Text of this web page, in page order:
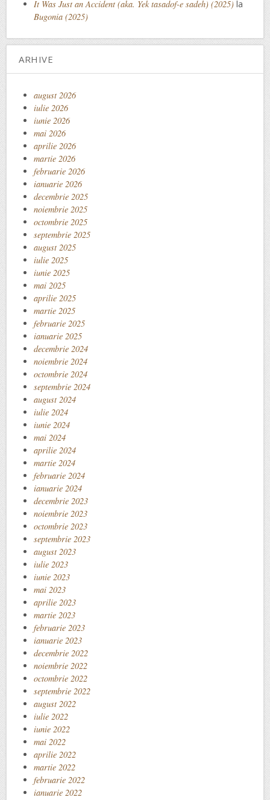
It Was Just an Accident (aka. Yek tasadof-e sadeh) (2025) la
Bugonia (2025)
ARHIVE
august 2026
iulie 2026
iunie 2026
mai 2026
aprilie 2026
martie 2026
februarie 2026
ianuarie 2026
decembrie 2025
noiembrie 2025
octombrie 2025
septembrie 2025
august 2025
iulie 2025
iunie 2025
mai 2025
aprilie 2025
martie 2025
februarie 2025
ianuarie 2025
decembrie 2024
noiembrie 2024
octombrie 2024
septembrie 2024
august 2024
iulie 2024
iunie 2024
mai 2024
aprilie 2024
martie 2024
februarie 2024
ianuarie 2024
decembrie 2023
noiembrie 2023
octombrie 2023
septembrie 2023
august 2023
iulie 2023
iunie 2023
mai 2023
aprilie 2023
martie 2023
februarie 2023
ianuarie 2023
decembrie 2022
noiembrie 2022
octombrie 2022
septembrie 2022
august 2022
iulie 2022
iunie 2022
mai 2022
aprilie 2022
martie 2022
februarie 2022
ianuarie 2022